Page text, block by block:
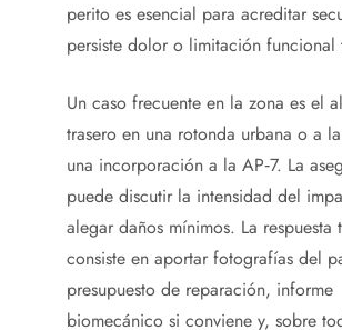
perito es esencial para acreditar
persiste dolor o limitación funcional
Un caso frecuente en la zona es el
trasero en una rotonda urbana o a
una incorporación a la AP‑7. La
puede discutir la intensidad del
alegar daños mínimos. La respuesta
consiste en aportar fotografías del
presupuesto de reparación, informe
biomecánico si conviene y, sobre